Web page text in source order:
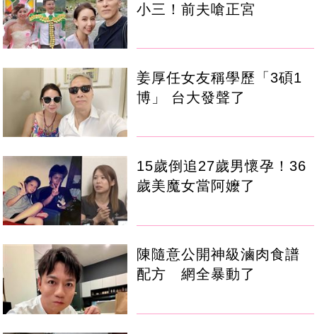
小三！前夫嗆正宮
姜厚任女友稱學歷「3碩1
博」 台大發聲了
15歲倒追27歲男懷孕！36
歲美魔女當阿嬤了
陳隨意公開神級滷肉食譜
配方 網全暴動了